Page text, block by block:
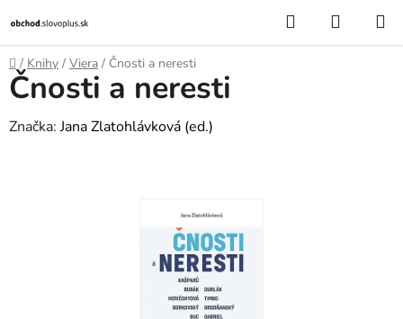
na
obsah
Hľadať
KOŠÍK
Domov
/ Knihy / Viera / Čnosti a neresti
Čnosti a neresti
Značka:Jana Zlatohlávková (ed.)